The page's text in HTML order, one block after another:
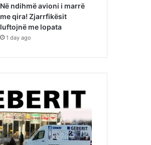
Në ndihmë avioni i marrë
me qira! Zjarrfikësit
luftojnë me lopata
1 day ago